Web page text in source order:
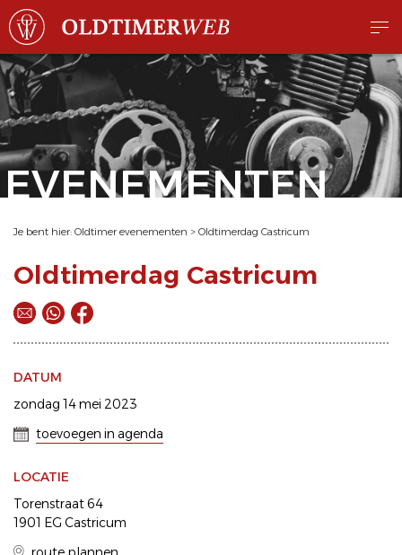
EVENEMENTEN
Je bent hier: Oldtimer evenementen > Oldtimerdag Castricum
Oldtimerdag Castricum
DATUM
zondag 14 mei 2023
toevoegen in agenda
LOCATIE
Torenstraat 64
1901 EG Castricum